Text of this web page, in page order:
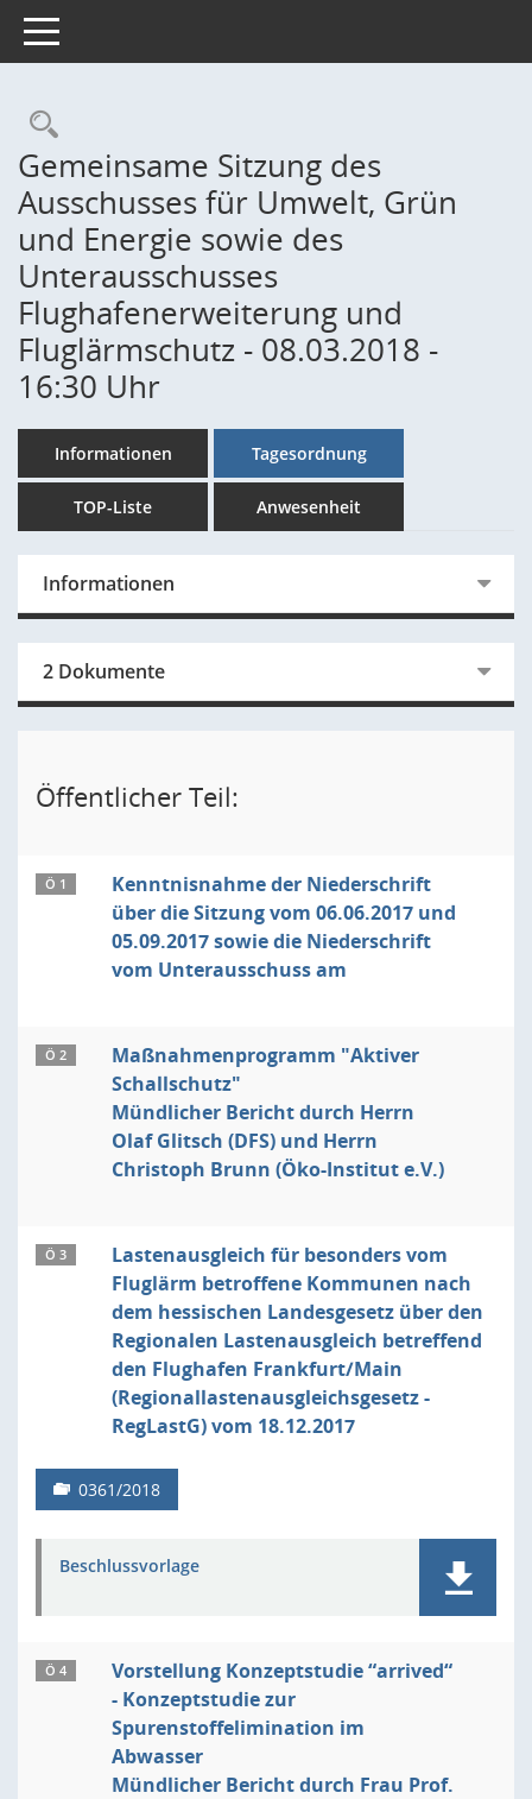
Toggle navigation
Rechercheauswahl
Gemeinsame Sitzung des
Ausschusses für Umwelt, Grün
und Energie sowie des
Unterausschusses
Flughafenerweiterung und
Fluglärmschutz - 08.03.2018 -
16:30 Uhr
Informationen Tagesordnung
TOP-Liste Anwesenheit
Informationen
2 Dokumente
Öffentlicher Teil:
Ö 1
Kenntnisnahme der Niederschrift
über die Sitzung vom 06.06.2017 und
05.09.2017 sowie die Niederschrift
vom Unterausschuss am
Ö 2
Maßnahmenprogramm "Aktiver
Schallschutz"
Mündlicher Bericht durch Herrn
Olaf Glitsch (DFS) und Herrn
Christoph Brunn (Öko-Institut e.V.)
Ö 3
Lastenausgleich für besonders vom
Fluglärm betroffene Kommunen nach
dem hessischen Landesgesetz über den
Regionalen Lastenausgleich betreffend
den Flughafen Frankfurt/Main
(Regionallastenausgleichsgesetz -
RegLastG) vom 18.12.2017
0361/2018
Beschlussvorlage
Ö 4
Vorstellung Konzeptstudie “arrived“
- Konzeptstudie zur
Spurenstoffelimination im
Abwasser
Mündlicher Bericht durch Frau Prof.